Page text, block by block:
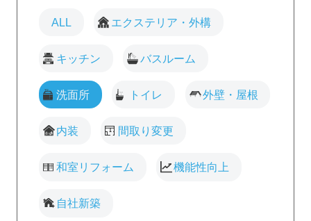
ALL エクステリア・外構
キッチン バスルーム
洗面所 トイレ 外壁・屋根
内装 間取り変更
和室リフォーム 機能性向上
自社新築